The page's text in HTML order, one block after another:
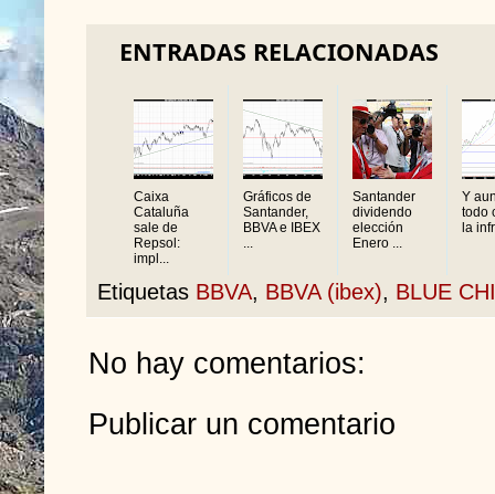
ENTRADAS RELACIONADAS
Caixa
Cataluña
sale de
Repsol:
impl...
Gráficos de
Santander,
BBVA e IBEX
...
Santander
dividendo
elección
Enero ...
Y
todo
la
Etiquetas BBVA, BBVA (ibex), BLUE
No hay comentarios:
Publicar un comentario